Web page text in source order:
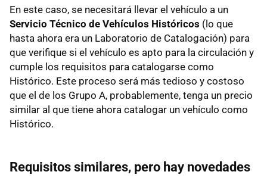
En este caso, se necesitará llevar el vehículo a un
Servicio Técnico de Vehículos Históricos (lo que
hasta ahora era un Laboratorio de Catalogación) para
que verifique si el vehículo es apto para la circulación y
cumple los requisitos para catalogarse como
Histórico. Este proceso será más tedioso y costoso
que el de los Grupo A, probablemente, tenga un precio
similar al que tiene ahora catalogar un vehículo como
Histórico.
Requisitos similares, pero hay novedades